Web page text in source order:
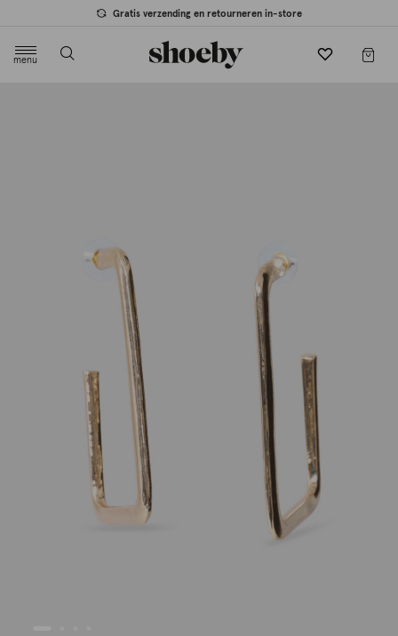
Gratis verzending en retourneren in-store
menu